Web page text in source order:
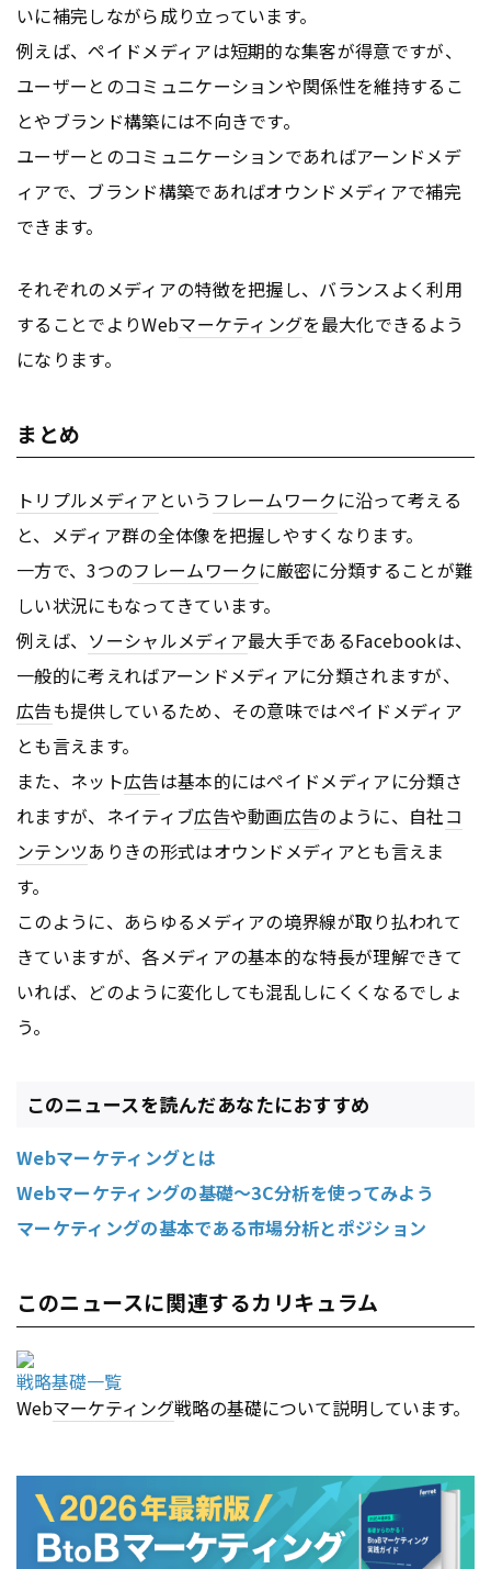
いに補完しながら成り立っています。
例えば、ペイドメディアは短期的な集客が得意ですが、
ユーザーとのコミュニケーションや関係性を維持するこ
とやブランド構築には不向きです。
ユーザーとのコミュニケーションであればアーンドメデ
ィアで、ブランド構築であればオウンドメディアで補完
できます。
それぞれのメディアの特徴を把握し、バランスよく利用
することでよりWebマーケティングを最大化できるよう
になります。
まとめ
トリプルメディア という フレームワーク に沿って考える
と、メディア群の全体像を把握しやすくなります。
一方で、3つのフレームワーク に厳密に分類することが難
しい状況にもなってきています。
例えば、 ソーシャルメディア最大手であるFacebookは、
一般的に考えればアーンドメディアに分類されますが、
広告も提供しているため、その意味ではペイドメディア
とも言えます。
また、ネット広告は基本的にはペイドメディアに分類さ
れますが、ネイティブ広告や動画広告のように、自社コ
ンテンツありきの形式はオウンドメディアとも言えま
す。
このように、あらゆるメディアの境界線が取り払われて
きていますが、各メディアの基本的な特長が理解できて
いれば、どのように変化しても混乱しにくくなるでしょ
う。
このニュースを読んだあなたにおすすめ
Webマーケティングとは
Webマーケティングの基礎～3C分析を使ってみよう
マーケティングの基本である市場分析とポジション
このニュースに関連するカリキュラム
戦略基礎一覧
Webマーケティング戦略の基礎について説明しています。